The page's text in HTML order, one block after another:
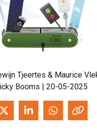
Tjeertes & Maurice
Booms | 20-05-2025